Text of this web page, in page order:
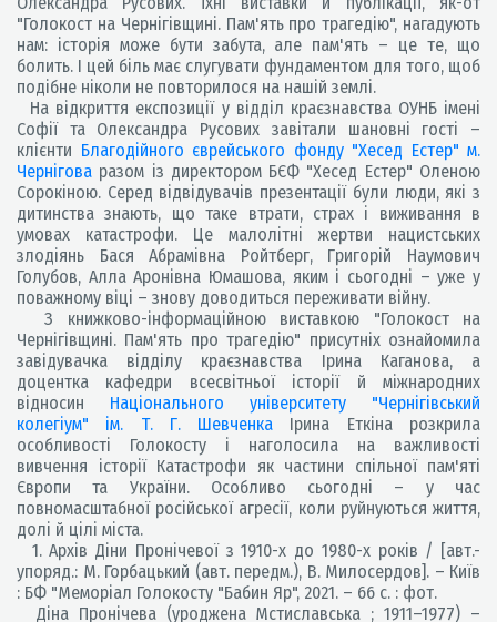
"Голокост на Чернігівщині. Пам'ять про трагедію", нагадують
нам: історія може бути забута, але пам'ять – це те, що
болить. І цей біль має слугувати фундаментом для того, щоб
подібне ніколи не повторилося на нашій землі.
На відкриття експозиції у відділ краєзнавства ОУНБ імені
Софії та Олександра Русових завітали шановні гості –
клієнти Благодійного єврейського фонду "Хесед Естер" м.
Чернігова разом із директором БЄФ "Хесед Естер" Оленою
Сорокіною. Серед відвідувачів презентації були люди, які з
дитинства знають, що таке втрати, страх і виживання в
умовах катастрофи. Це малолітні жертви нацистських
злодіянь Бася Абрамівна Ройтберг, Григорій Наумович
Голубов, Алла Аронівна Юмашова, яким і сьогодні – уже у
поважному віці – знову доводиться переживати війну.
З книжково-інформаційною виставкою "Голокост на
Чернігівщині. Пам'ять про трагедію" присутніх ознайомила
завідувачка відділу краєзнавства Ірина Каганова, а
доцентка кафедри всесвітньої історії й міжнародних
відносин Національного університету "Чернігівський
колегіум" ім. Т. Г. Шевченка Ірина Еткіна розкрила
особливості Голокосту і наголосила на важливості
вивчення історії Катастрофи як частини спільної пам'яті
Європи та України. Особливо сьогодні – у час
повномасштабної російської агресії, коли руйнуються життя,
долі й цілі міста.
1. Архів Діни Пронічевої з 1910-х до 1980-х років / [авт.-
упоряд.: М. Горбацький (авт. передм.), В. Милосердов]. – Київ
: БФ "Меморіал Голокосту "Бабин Яр", 2021. – 66 с. : фот.
Діна Пронічева (уроджена Мстиславська ; 1911–1977) –